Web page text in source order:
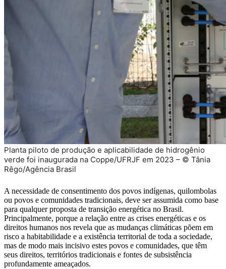
Planta piloto de produção e aplicabilidade de hidrogênio
verde foi inaugurada na Coppe/UFRJF em 2023 – © Tânia
Rêgo/Agência Brasil
A necessidade de consentimento dos povos indígenas, quilombolas
ou povos e comunidades tradicionais, deve ser assumida como base
para qualquer proposta de transição energética no Brasil.
Principalmente, porque a relação entre as crises energéticas e os
direitos humanos nos revela que as mudanças climáticas põem em
risco a habitabilidade e a existência territorial de toda a sociedade,
mas de modo mais incisivo estes povos e comunidades, que têm
seus direitos, territórios tradicionais e fontes de subsistência
profundamente ameaçados.